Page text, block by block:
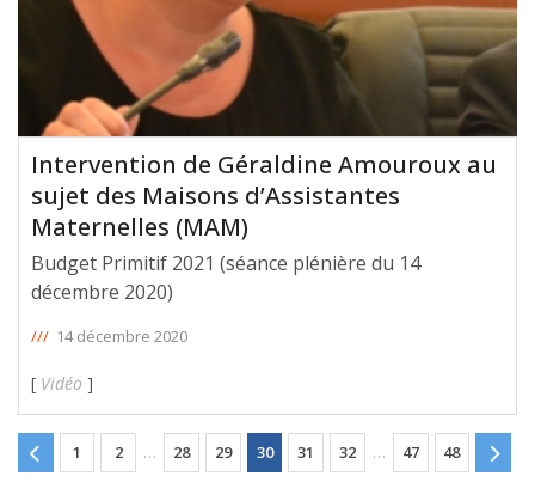
Intervention de Géraldine Amouroux au
sujet des Maisons d’Assistantes
Maternelles (MAM)
Budget Primitif 2021 (séance plénière du 14
décembre 2020)
/// 14 décembre 2020
[ Vidéo ]
1 2 … 28 29 30 31 32 … 47 48